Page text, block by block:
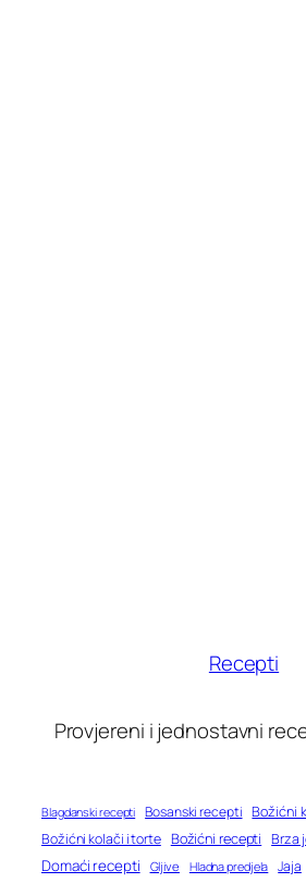
Recepti
Provjereni i jednostavni
Blagdanski recepti Bosanski recepti Božićni
Božićni kolači i torte Božićni recepti Brza
Domaći recepti Gljive Hladna predjela Jaja